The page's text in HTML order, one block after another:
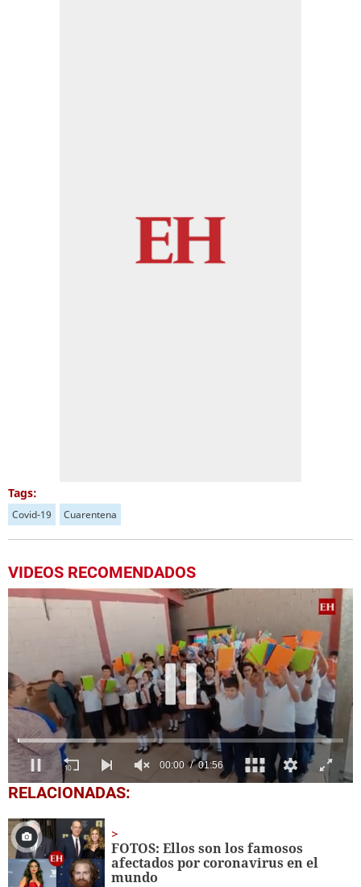
Tags:
Covid-19 Cuarentena
VIDEOS RECOMENDADOS
0
seconds
1
minute,
56
seconds
RELACIONADAS:
FOTOS: Ellos son los famosos
afectados por coronavirus en el
mundo